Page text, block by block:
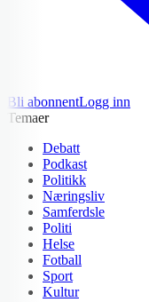
Bli abonnentLogg inn
Temaer
Debatt
Podkast
Politikk
Næringsliv
Samferdsle
Politi
Helse
Fotball
Sport
Kultur